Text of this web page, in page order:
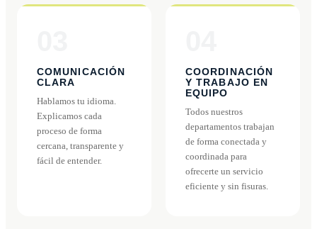
COMUNICACIÓN
CLARA
Hablamos tu idioma.
Explicamos cada
proceso de forma
cercana, transparente y
fácil de entender.
COORDINACIÓN
Y TRABAJO EN
EQUIPO
Todos nuestros
departamentos trabajan
de forma conectada y
coordinada para
ofrecerte un servicio
eficiente y sin fisuras.